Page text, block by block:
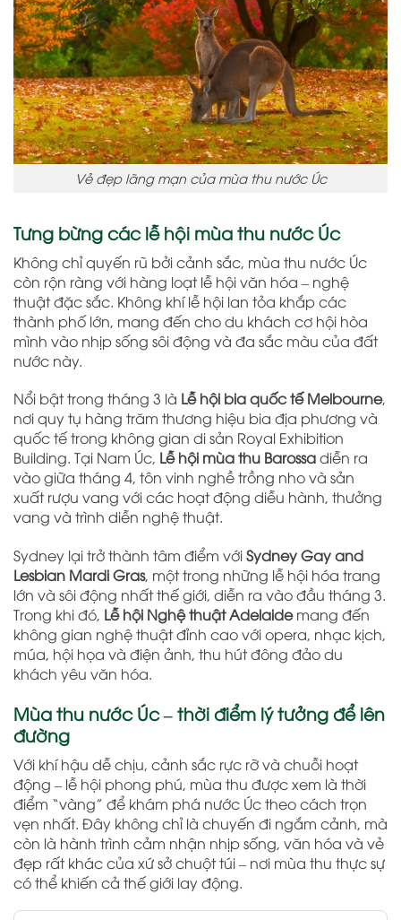
Vẻ đẹp lãng mạn của mùa thu nước Úc
Tưng bừng các lễ hội mùa thu nước Úc
Không chỉ quyến rũ bởi cảnh sắc, mùa thu nước Úc
còn rộn ràng với hàng loạt lễ hội văn hóa – nghệ
thuật đặc sắc. Không khí lễ hội lan tỏa khắp các
thành phố lớn, mang đến cho du khách cơ hội hòa
mình vào nhịp sống sôi động và đa sắc màu của đất
nước này.
Nổi bật trong tháng 3 là Lễ hội bia quốc tế Melbourne,
nơi quy tụ hàng trăm thương hiệu bia địa phương và
quốc tế trong không gian di sản Royal Exhibition
Building. Tại Nam Úc, Lễ hội mùa thu Barossadiễn ra
vào giữa tháng 4, tôn vinh nghề trồng nho và sản
xuất rượu vang với các hoạt động diễu hành, thưởng
vang và trình diễn nghệ thuật.
Sydney lại trở thành tâm điểm vớiSydney Gay and
Lesbian Mardi Gras, một trong những lễ hội hóa trang
lớn và sôi động nhất thế giới, diễn ra vào đầu tháng 3.
Trong khi đó, Lễ hội Nghệ thuật Adelaidemang đến
không gian nghệ thuật đỉnh cao với opera, nhạc kịch,
múa, hội họa và điện ảnh, thu hút đông đảo du
khách yêu văn hóa.
Mùa thu nước Úc – thời điểm lý tưởng để lên
đường
Với khí hậu dễ chịu, cảnh sắc rực rỡ và chuỗi hoạt
động – lễ hội phong phú, mùa thu được xem là thời
điểm “vàng” để khám phá nước Úc theo cách trọn
vẹn nhất. Đây không chỉ là chuyến đi ngắm cảnh, mà
còn là hành trình cảm nhận nhịp sống, văn hóa và vẻ
đẹp rất khác của xứ sở chuột túi – nơi mùa thu thực sự
có thể khiến cả thế giới lay động.